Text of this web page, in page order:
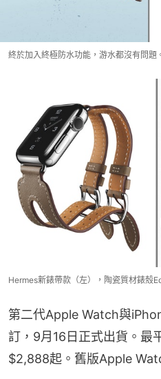
終於加入終極防水功能，游水都沒有問題
Hermes新錶帶款（左），陶瓷質材錶殼
第二代Apple Watch與
訂，9月16日正式出貨。最
$2,888起。舊版Apple